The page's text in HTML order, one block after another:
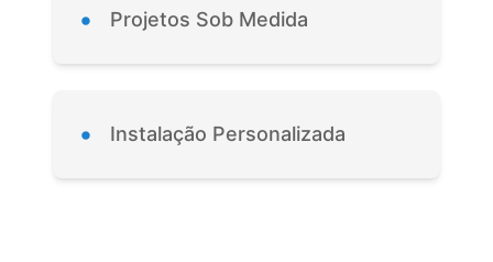
• Projetos Sob Medida
• Instalação Personalizada